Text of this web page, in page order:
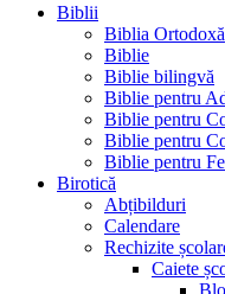
Biblii
Biblia Ortodoxă
Biblie
Biblie bilingvă
Biblie pentru
Biblie pentru
Biblie pentru
Biblie pentru
Birotică
Abțibilduri
Calendare
Rechizite
Caiete